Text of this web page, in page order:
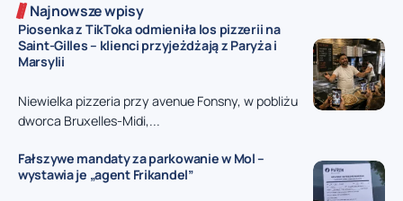
Najnowsze wpisy
Piosenka z TikToka odmieniła los pizzerii na
Saint-Gilles – klienci przyjeżdżają z Paryża i
Marsylii
Niewielka pizzeria przy avenue Fonsny, w pobliżu
dworca Bruxelles-Midi,...
Fałszywe mandaty za parkowanie w Mol –
wystawia je „agent Frikandel”